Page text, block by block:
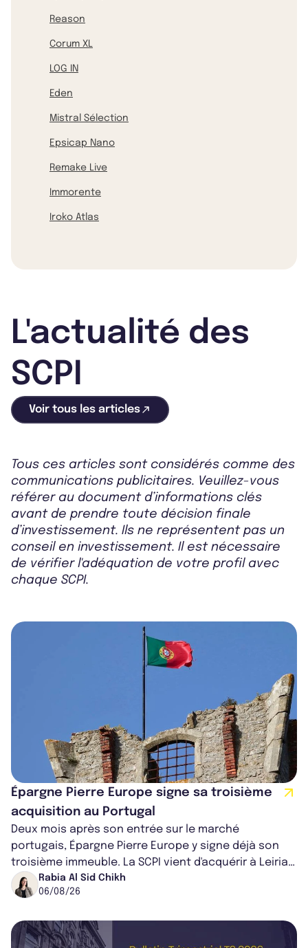
Reason
Corum XL
LOG IN
Eden
Mistral Sélection
Epsicap Nano
Remake Live
Immorente
Iroko Atlas
L'actualité des
SCPI
Voir tous les articles
Tous ces articles sont considérés comme des
communications publicitaires. Veuillez-vous
référer au document d’informations clés
avant de prendre toute décision finale
d’investissement. Ils ne représentent pas un
conseil en investissement. Il est nécessaire
de vérifier l'adéquation de votre profil avec
chaque SCPI.
Épargne Pierre Europe signe sa troisième
acquisition au Portugal
Deux mois après son entrée sur le marché
portugais, Épargne Pierre Europe y signe déjà son
troisième immeuble. La SCPI vient d'acquérir à Leiria,
dans le centre du pays, un établis...
Rabia Al Sid Chikh
06/08/26